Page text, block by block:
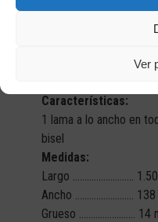
Ver
Características:
1 lama a lo ancho en
bisel
Medidas:
Largo ……………………..
Ancho ……………………. 138
Grueso …………………… 14